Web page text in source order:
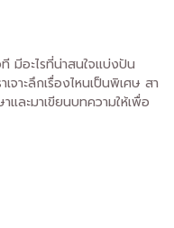
มีอะไรที่น่าสนใจแบ่งปัน
จาะลึกเรื่องไหนเป็นพิเศษ สา
และมาเขียนบทความให้เพื่อ